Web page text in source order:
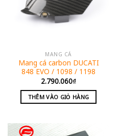
MANG CÁ
Mang cá carbon DUCATI
848 EVO / 1098 / 1198
2.790.060₫
THÊM VÀO GIỎ HÀNG